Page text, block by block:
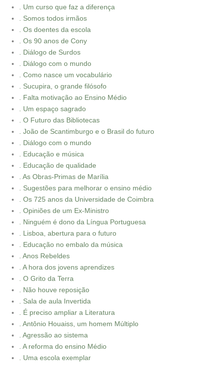
. Um curso que faz a diferença
. Somos todos irmãos
. Os doentes da escola
. Os 90 anos de Cony
. Diálogo de Surdos
. Diálogo com o mundo
. Como nasce um vocabulário
. Sucupira, o grande filósofo
. Falta motivação ao Ensino Médio
. Um espaço sagrado
. O Futuro das Bibliotecas
. João de Scantimburgo e o Brasil do futuro
. Diálogo com o mundo
. Educação e música
. Educação de qualidade
. As Obras-Primas de Marília
. Sugestões para melhorar o ensino médio
. Os 725 anos da Universidade de Coimbra
. Opiniões de um Ex-Ministro
. Ninguém é dono da Língua Portuguesa
. Lisboa, abertura para o futuro
. Educação no embalo da música
. Anos Rebeldes
. A hora dos jovens aprendizes
. O Grito da Terra
. Não houve reposição
. Sala de aula Invertida
. É preciso ampliar a Literatura
. Antônio Houaiss, um homem Múltiplo
. Agressão ao sistema
. A reforma do ensino Médio
. Uma escola exemplar